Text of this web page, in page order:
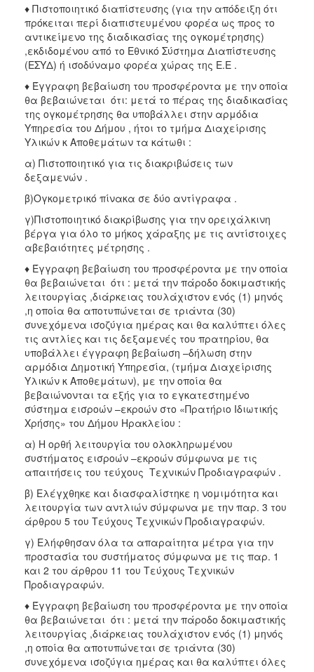
♦ Πιστοποιητικό διαπίστευσης (για την απόδειξη ότι
πρόκειται περί διαπιστευμένου φορέα ως προς το
αντικείμενο της διαδικασίας της ογκομέτρησης)
,εκδιδομένου από το Εθνικό Σύστημα Διαπίστευσης
(ΕΣΥΔ) ή ισοδύναμο φορέα χώρας της Ε.Ε .
♦ Έγγραφη βεβαίωση του προσφέροντα με την οποία
θα βεβαιώνεται ότι: μετά το πέρας της διαδικασίας
της ογκομέτρησης θα υποβάλλει στην αρμόδια
Υπηρεσία του Δήμου , ήτοι το τμήμα Διαχείρισης
Υλικών κ Αποθεμάτων τα κάτωθι :
α) Πιστοποιητικό για τις διακριβώσεις των
δεξαμενών .
β)Ογκομετρικό πίνακα σε δύο αντίγραφα .
γ)Πιστοποιητικό διακρίβωσης για την ορειχάλκινη
βέργα για όλο το μήκος χάραξης με τις αντίστοιχες
αβεβαιότητες μέτρησης .
♦ Έγγραφη βεβαίωση του προσφέροντα με την οποία
θα βεβαιώνεται ότι : μετά την πάροδο δοκιμαστικής
λειτουργίας ,διάρκειας τουλάχιστον ενός (1) μηνός
,η οποία θα αποτυπώνεται σε τριάντα (30)
συνεχόμενα ισοζύγια ημέρας και θα καλύπτει όλες
τις αντλίες και τις δεξαμενές του πρατηρίου, θα
υποβάλλει έγγραφη βεβαίωση –δήλωση στην
αρμόδια Δημοτική Υπηρεσία, (τμήμα Διαχείρισης
Υλικών κ Αποθεμάτων), με την οποία θα
βεβαιώνονται τα εξής για το εγκατεστημένο
σύστημα εισροών –εκροών στο «Πρατήριο Ιδιωτικής
Χρήσης» του Δήμου Ηρακλείου :
α) Η ορθή λειτουργία του ολοκληρωμένου
συστήματος εισροών –εκροών σύμφωνα με τις
απαιτήσεις του τεύχους Τεχνικών Προδιαγραφών .
β) Ελέγχθηκε και διασφαλίστηκε η νομιμότητα και
λειτουργία των αντλιών σύμφωνα με την παρ. 3 του
άρθρου 5 του Τεύχους Τεχνικών Προδιαγραφών.
γ) Ελήφθησαν όλα τα απαραίτητα μέτρα για την
προστασία του συστήματος σύμφωνα με τις παρ. 1
και 2 του άρθρου 11 του Τεύχους Τεχνικών
Προδιαγραφών.
♦ Έγγραφη βεβαίωση του προσφέροντα με την οποία
θα βεβαιώνεται ότι : μετά την πάροδο δοκιμαστικής
λειτουργίας ,διάρκειας τουλάχιστον ενός (1) μηνός
,η οποία θα αποτυπώνεται σε τριάντα (30)
συνεχόμενα ισοζύγια ημέρας και θα καλύπτει όλες